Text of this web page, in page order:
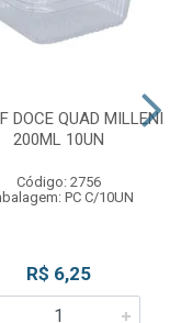
DOCE QUAD MILLENI
200ML 10UN
Código: 2756
PC C/10UN
R$ 6,25